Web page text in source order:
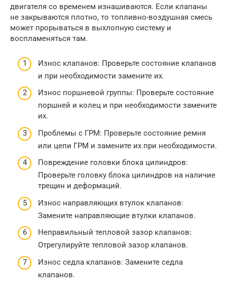
двигателя со временем изнашиваются. Если клапаны
не закрываются плотно, то топливно-воздушная смесь
может прорываться в выхлопную систему и
воспламеняться там.
Износ клапанов: Проверьте состояние клапанов
и при необходимости замените их.
Износ поршневой группы: Проверьте состояние
поршней и колец и при необходимости замените
их.
Проблемы с ГРМ: Проверьте состояние ремня
или цепи ГРМ и замените их при необходимости.
Повреждение головки блока цилиндров:
Проверьте головку блока цилиндров на наличие
трещин и деформаций.
Износ направляющих втулок клапанов:
Замените направляющие втулки клапанов.
Неправильный тепловой зазор клапанов:
Отрегулируйте тепловой зазор клапанов.
Износ седла клапанов: Замените седла
клапанов.